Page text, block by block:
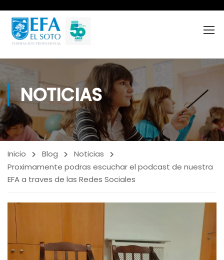
NOTICIAS
Inicio Blog
Noticias
Proximamente podras escuchar el podcast de nuestra
EFA a traves de las Redes Sociales